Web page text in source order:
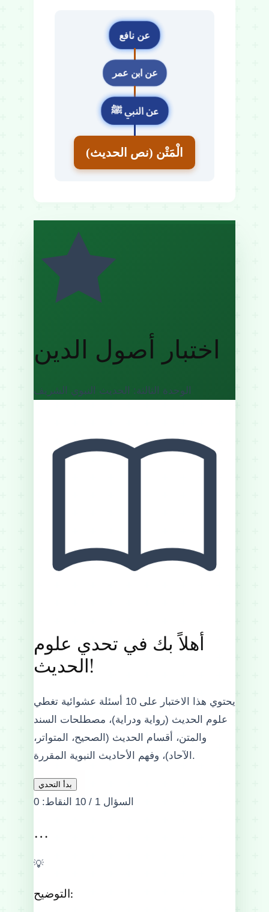
عن نافع
عن ابن عمر
عن النبي ﷺ
الْمَتْن (نص الحديث)
اختبار أصول الدين
الوحدة الثالثة: الحديث النبوي الشريف
أهلاً بك في تحدي علوم
الحديث!
يحتوي هذا الاختبار على10 أسئلة عشوائية
تغطي
علوم الحديث (رواية ودراية)، مصطلحات السند
والمتن، أقسام الحديث (الصحيح، المتواتر،
الآحاد)، وفهم الأحاديث النبوية المقررة.
بدأ التحدي
السؤال 1 / 10 النقاط: 0
…
💡
التوضيح: